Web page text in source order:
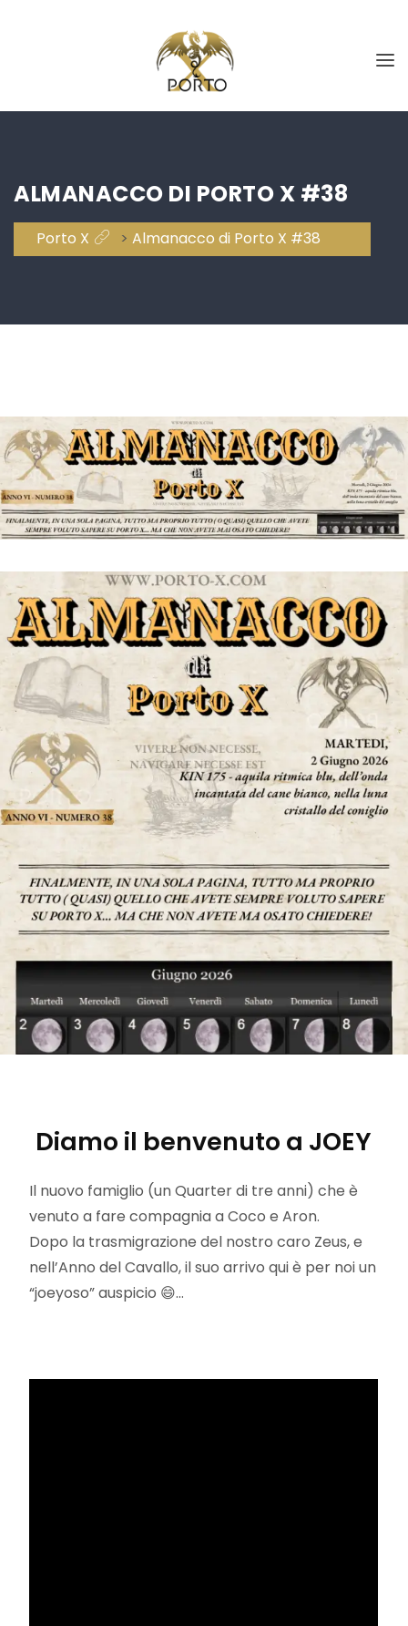
ALMANACCO DI PORTO X #38
Porto X > Almanacco di Porto X #38
Diamo il benvenuto a JOEY
Il nuovo famiglio (un Quarter di tre anni) che è
venuto a fare compagnia a Coco e Aron.
Dopo la trasmigrazione del nostro caro Zeus, e
nell’Anno del Cavallo, il suo arrivo qui è per noi un
“joeyoso” auspicio 😄…